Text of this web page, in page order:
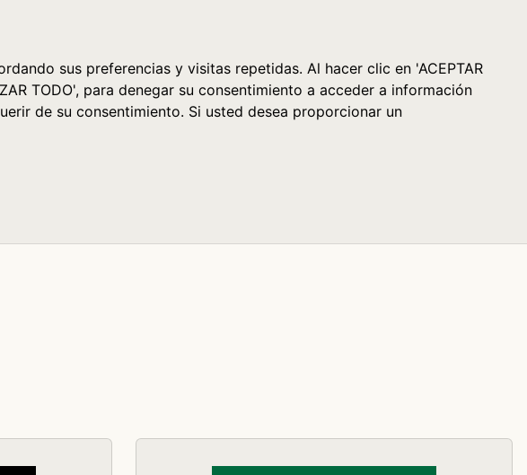
sus preferencias y visitas repetidas. Al hacer clic en 'ACEPTAR
TODO', para denegar su consentimiento a acceder a información
de su consentimiento. Si usted desea proporcionar un